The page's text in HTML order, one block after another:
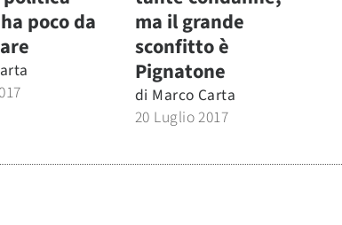
poco da
ma il grande
sconfitto è
Pignatone
di Marco Carta
20 Luglio 2017